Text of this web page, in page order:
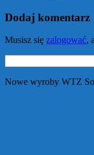
Dodaj komentarz
Musisz się zalogować,
Nowe wyroby WTZ